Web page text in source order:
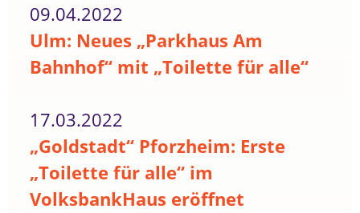
09.04.2022
Ulm: Neues „Parkhaus Am
Bahnhof“ mit „Toilette für alle“
17.03.2022
„Goldstadt“ Pforzheim: Erste
„Toilette für alle“ im
VolksbankHaus eröffnet